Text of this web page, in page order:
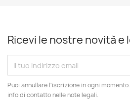
Ricevi le nostre novità
Puoi annullare l'iscrizione in ogni
info di contatto nelle note legali.